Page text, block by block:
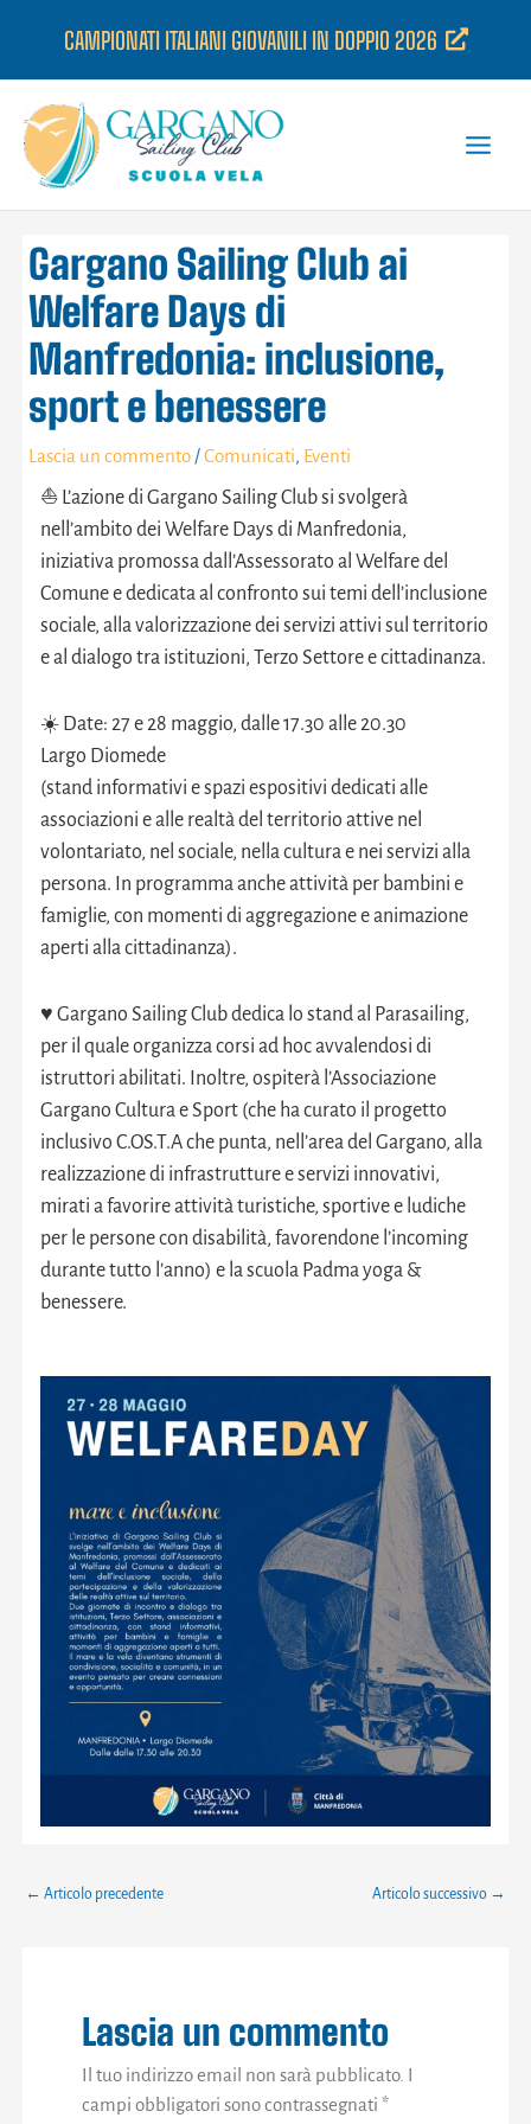
CAMPIONATI ITALIANI GIOVANILI IN DOPPIO 2026
Gargano Sailing Club ai
Welfare Days di
Manfredonia: inclusione,
sport e benessere
Lascia un commento /Comunicati, Eventi
⛵️ L’azione di Gargano Sailing Club si svolgerà
nell’ambito dei Welfare Days di Manfredonia,
iniziativa promossa dall’Assessorato al Welfare del
Comune e dedicata al confronto sui temi dell’inclusione
sociale, alla valorizzazione dei servizi attivi sul territorio
e al dialogo tra istituzioni, Terzo Settore e cittadinanza.
☀️ Date: 27 e 28 maggio, dalle 17.30 alle 20.30
Largo Diomede
(stand informativi e spazi espositivi dedicati alle
associazioni e alle realtà del territorio attive nel
volontariato, nel sociale, nella cultura e nei servizi alla
persona. In programma anche attività per bambini e
famiglie, con momenti di aggregazione e animazione
aperti alla cittadinanza).
♥️ Gargano Sailing Club dedica lo stand al Parasailing,
per il quale organizza corsi ad hoc avvalendosi di
istruttori abilitati. Inoltre, ospiterà l’Associazione
Gargano Cultura e Sport (che ha curato il progetto
inclusivo C.OS.T.A che punta, nell’area del Gargano, alla
realizzazione di infrastrutture e servizi innovativi,
mirati a favorire attività turistiche, sportive e ludiche
per le persone con disabilità, favorendone l’incoming
durante tutto l’anno) e la scuola Padma yoga &
benessere.
← Articolo precedente Articolo successivo →
Lascia un commento
Il tuo indirizzo email non sarà pubblicato. I
campi obbligatori sono contrassegnati*